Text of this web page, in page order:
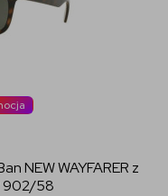
NEW WAYFARER z
902/58